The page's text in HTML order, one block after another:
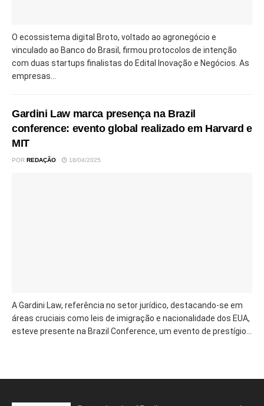
O ecossistema digital Broto, voltado ao agronegócio e
vinculado ao Banco do Brasil, firmou protocolos de intenção
com duas startups finalistas do Edital Inovação e Negócios. As
empresas...
Gardini Law marca presença na Brazil
conference: evento global realizado em Harvard e
MIT
POR REDAÇÃO 18/04/2025
A Gardini Law, referência no setor jurídico, destacando-se em
áreas cruciais como leis de imigração e nacionalidade dos EUA,
esteve presente na Brazil Conference, um evento de prestígio...